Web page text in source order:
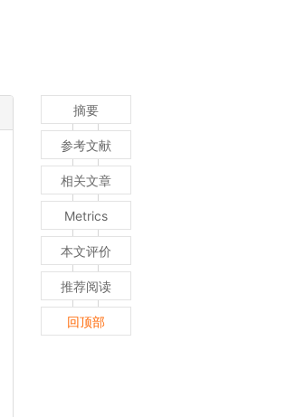
摘要
参考文献
相关文章
Metrics
本文评价
推荐阅读
回顶部